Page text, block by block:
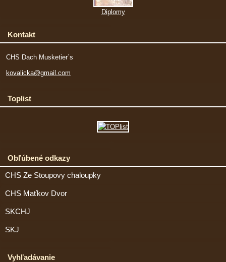
Diplomy
Kontakt
CHS Dach Musketier´s
kovalicka@gmail.com
Toplist
Obľúbené odkazy
CHS Ze Stoupovy chaloupky
CHS Maťkov Dvor
SKCHJ
SKJ
Vyhľadávanie